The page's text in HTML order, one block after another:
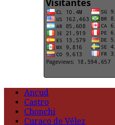
Ancud
Castro
Chonchi
Curaco de Vélez